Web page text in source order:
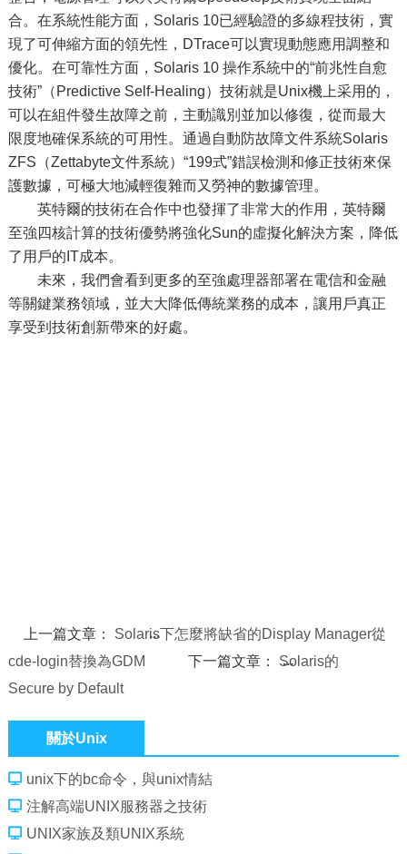
合。在系統性能方面，Solaris 10已經驗證的多線程技術，實
現了可伸縮方面的領先性，DTrace可以實現動態應用調整和
優化。在可靠性方面，Solaris 10 操作系統中的“前兆性自愈
技術”（Predictive Self-Healing）技術就是Unix機上采用的，
可以在組件發生故障之前，主動識別並加以修復，從而最大
限度地確保系統的可用性。通過自動防故障文件系統Solaris
ZFS（Zettabyte文件系統）“199式”錯誤檢測和修正技術來保
護數據，可極大地減輕復雜而又勞神的數據管理。
英特爾的技術在合作中也發揮了非常大的作用，英特爾
至強四核計算的技術優勢將強化Sun的虛擬化解決方案，降低
了用戶的IT成本。
未來，我們會看到更多的至強處理器部署在電信和金融
等關鍵業務領域，並大大降低傳統業務的成本，讓用戶真正
享受到技術創新帶來的好處。
上一篇文章： Solaris下怎麼將缺省的Display Manager從
cde-login替換為GDM
下一篇文章： Solaris的
Secure by Default
關於Unix
unix下的bc命令，與unix情結
注解高端UNIX服務器之技術
UNIX家族及類UNIX系統